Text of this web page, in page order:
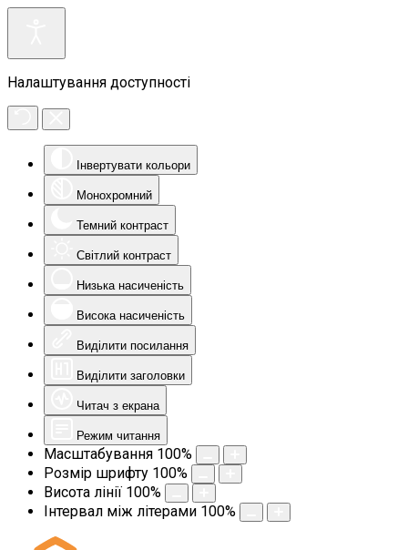
Налаштування доступності
Інвертувати кольори
Монохромний
Темний контраст
Світлий контраст
Низька насиченість
Висока насиченість
Виділити посилання
Виділити заголовки
Читач з екрана
Режим читання
Масштабування 100%
Розмір шрифту 100%
Висота лінії 100%
Інтервал між літерами 100%